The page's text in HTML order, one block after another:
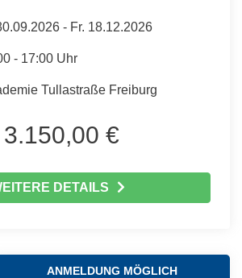
- Fr. 18.12.2026
- 17:00 Uhr
Tullastraße Freiburg
3.150,00 €
DETAILS
ANMELDUNG MÖGLICH